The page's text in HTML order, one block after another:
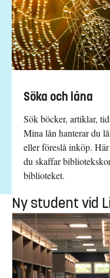
Söka och låna
Sök böcker, artiklar,
Mina lån hanterar du
eller föreslå inköp.
du skaffar
biblioteket.
Ny student vid